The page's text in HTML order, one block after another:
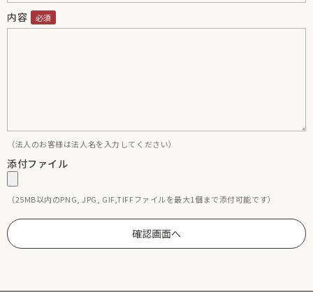
内容
（法人のお客様は法人名を入力してください）
添付ファイル
（25MB以内のPNG, JPG, GIF,TIFFファイルを最大1個まで添付可能です）